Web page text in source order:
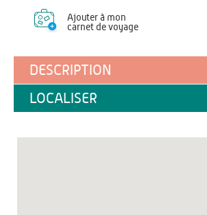
Ajouter à mon
carnet de voyage
DESCRIPTION
LOCALISER